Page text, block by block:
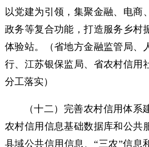
以党建为引领，集聚金融、电商
政务等复合功能，打造服务乡村
体验站。
（省地方金融监管局、
行、江苏银保监局、省农村信用
分工落实）
（十二）完善农村信用体系
农村信用信息基础数据库和公共
县域公共信用信息、“三农”信息